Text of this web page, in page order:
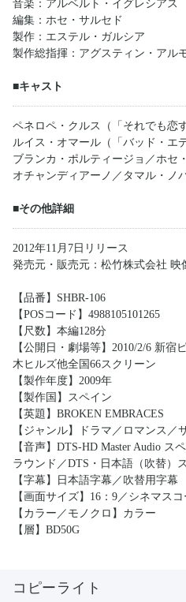
音楽：アルベルト・イグレシアス
編集：ホセ・サルセド
製作：エステル・ガルシア
製作総指揮：アグスティン・アル
■キャスト
ペネロペ・クルス（「それでも恋
ルイス・オマール（「バッド・エ
ブランカ・ポルティージョ／ホセ
オチャンディアーノ／タマル・ノ
■その他詳細
2012年11月7日リリース
発売元・販売元：松竹株式会社 映
【品番】SHBR-106
【POSコード】4988105101265
【尺数】本編128分
【公開日・劇場等】2010/2/6 新宿
木ヒルズ他全国66スクリーン
【製作年度】2009年
【製作国】スペイン
【英題】BROKEN EMBRACES
【ジャンル】ドラマ／ロマンス／
【音声】DTS-HD Master Audio ス
ラウンド／DTS・日本語（吹替）
【字幕】日本語字幕／吹替用字幕
【画面サイズ】16：9／シネマス
【カラー／モノクロ】カラー
【層】BD50G
コピーライト